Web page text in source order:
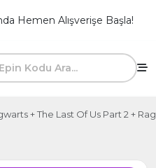
Hemen Alışverişe Başla!
+ The Last Of Us Part 2 +